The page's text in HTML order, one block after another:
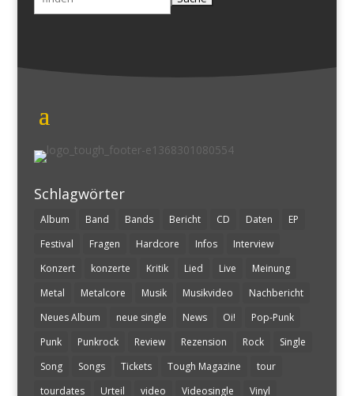
Schlagwörter
Album Band Bands Bericht CD Daten
EP
Festival
Fragen Hardcore Infos
Interview
Konzert
konzerte Kritik Lied Live
Meinung
Metal
Metalcore Musik Musikvideo
Nachbericht
Neues Album
neue single News Oi!
Pop-Punk
Punk
Punkrock Review Rezension Rock
Single
Song
Songs Tickets Tough Magazine
tour
tourdates
Urteil video Videosingle Vinyl